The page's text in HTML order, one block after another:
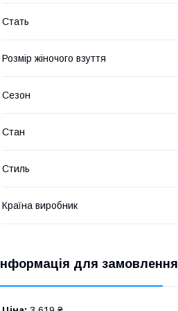
Стать
Розмір жіночого взуття
Сезон
Стан
Стиль
Країна виробник
Інформація для замовлення